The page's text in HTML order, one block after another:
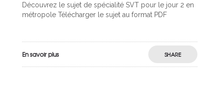
Découvrez le sujet de spécialité SVT pour le jour 2 en
métropole Télécharger le sujet au format PDF
En savoir plus SHARE